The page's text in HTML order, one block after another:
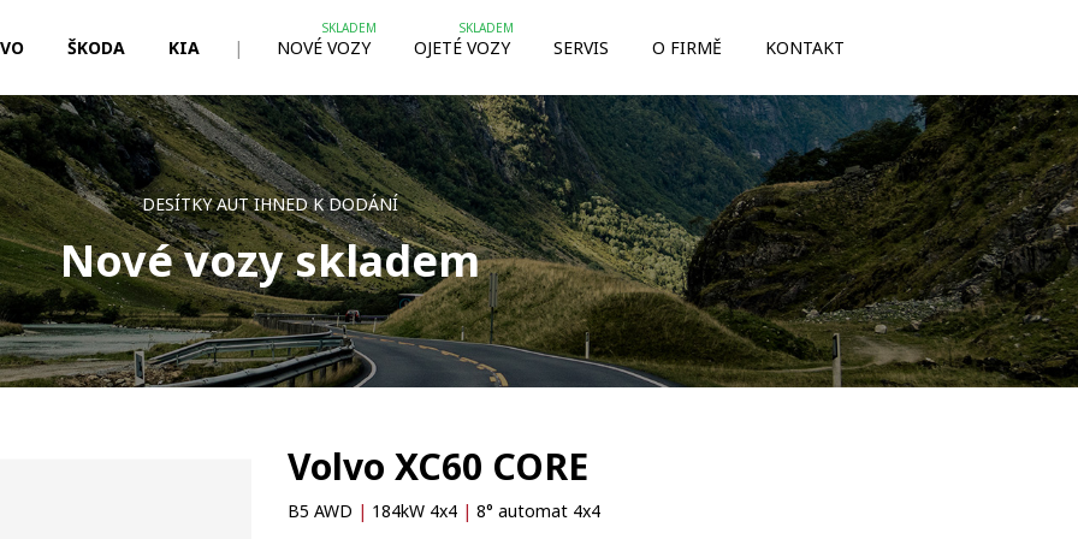
ŠKODA KIA | NOVÉ VOZY OJETÉ VOZY SERVIS O FIRMĚ KONTAKT
DESÍTKY AUT IHNED K DODÁNÍ
Nové vozy skladem
Volvo XC60 CORE
B5 AWD | 184kW 4x4 | 8° automat 4x4